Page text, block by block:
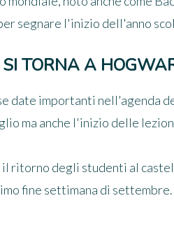
segnare l'inizio dell'anno
TORNA A
date importanti nell'agenda
ma anche l'inizio delle
ritorno degli studenti al
fine settimana di settembre.